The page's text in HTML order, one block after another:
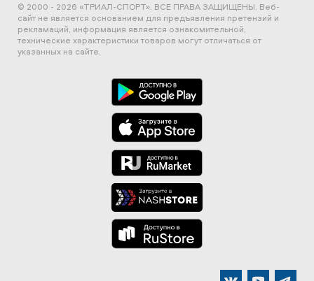
© 2000 - 2026 «ТРИАЛ-СПОРТ». ВСЕ ПРАВА ЗАЩИЩЕНЫ. Веб-
сайт не является основанием для предъявления претензий и
рекламаций, информация является ознакомительной,
технические характеристики товаров могут отличаться от
указанных на сайте.